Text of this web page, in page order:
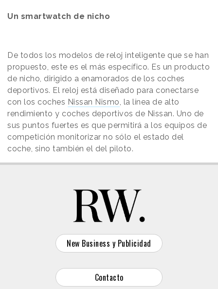
Un smartwatch de nicho
De todos los modelos de reloj inteligente que se han
propuesto, este es el más específico. Es un producto
de nicho, dirigido a enamorados de los coches
deportivos. El reloj está diseñado para conectarse
con los coches Nissan Nismo , la línea de alto
rendimiento y coches deportivos de Nissan. Uno de
sus puntos fuertes es que permitirá a los equipos de
competición monitorizar no sólo el estado del
coche, sino también el del piloto.
New Business y Publicidad
Contacto